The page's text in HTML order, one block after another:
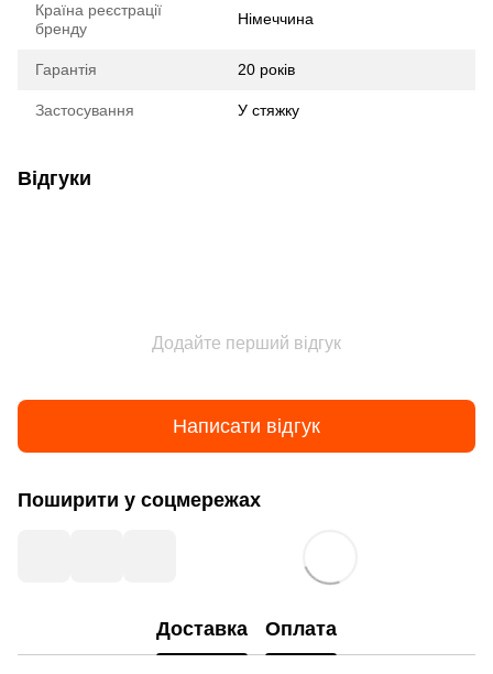
Країна реєстрації
бренду
Німеччина
Гарантія 20 років
Застосування У стяжку
Відгуки
Додайте перший відгук
Написати відгук
Поширити у соцмережах
Доставка Оплата